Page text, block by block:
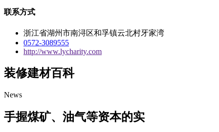
联系方式
浙江省湖州市南浔区和孚镇云北村牙家湾
0572-3089555
http://www.lycharity.com
装修建材百科
News
手握煤矿、油气等资本的实